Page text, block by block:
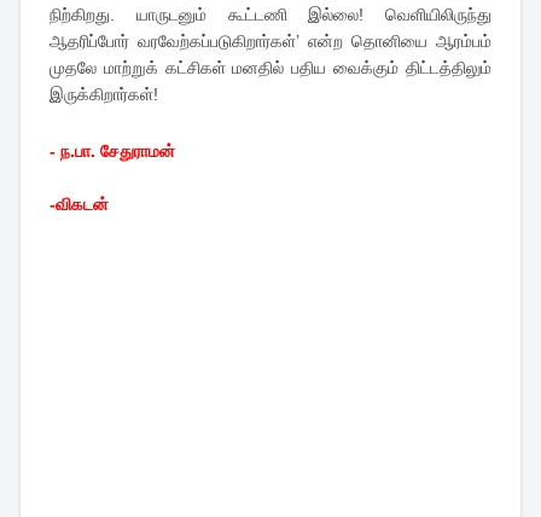
நிற்கிறது. யாருடனும் கூட்டணி இல்லை! வெளியிலிருந்து
ஆதரிப்போர் வரவேற்கப்படுகிறார்கள்’ என்ற தொனியை ஆரம்பம்
முதலே மாற்றுக் கட்சிகள் மனதில் பதிய வைக்கும் திட்டத்திலும்
இருக்கிறார்கள்!
- ந.பா. சேதுராமன்
-விகடன்